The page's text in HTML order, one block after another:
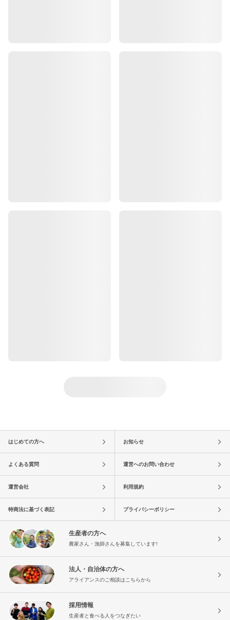
はじめての方へ お知らせ
よくある質問 運営へのお問い合わせ
運営会社 利用規約
特商法に基づく表記 プライバシーポリシー
生産者の方へ
農家さん・漁師さんを募集しています!
法人・自治体の方へ
アライアンスのご相談はこちらから
採用情報
生産者と食べる人をつなぎたい